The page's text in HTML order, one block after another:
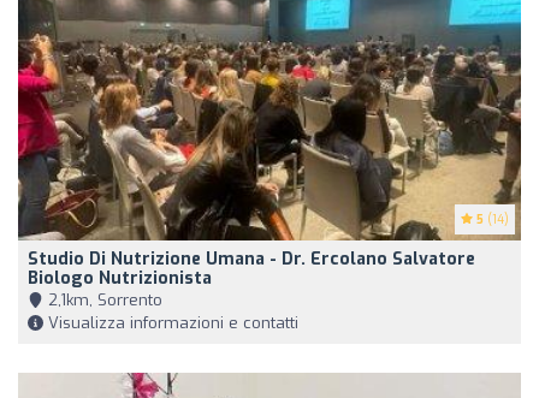
5 (14)
Studio Di Nutrizione Umana - Dr. Ercolano Salvatore
Biologo Nutrizionista
2,1km, Sorrento
Visualizza informazioni e contatti